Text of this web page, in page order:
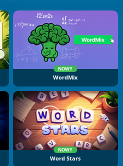
NOWY
WordMix
NOWY
Word Stars